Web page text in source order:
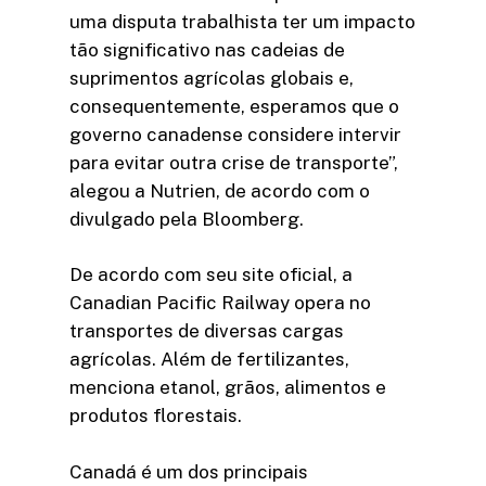
uma disputa trabalhista ter um impacto
tão significativo nas cadeias de
suprimentos agrícolas globais e,
consequentemente, esperamos que o
governo canadense considere intervir
para evitar outra crise de transporte”,
alegou a Nutrien, de acordo com o
divulgado pela Bloomberg.
De acordo com seu site oficial, a
Canadian Pacific Railway opera no
transportes de diversas cargas
agrícolas. Além de fertilizantes,
menciona etanol, grãos, alimentos e
produtos florestais.
Canadá é um dos principais